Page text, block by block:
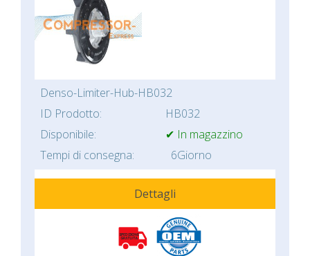
Denso-Limiter-Hub-HB032
ID Prodotto:
HB032
Disponibile:
✔ In magazzino
Tempi di consegna:
6Giorno
Dettagli